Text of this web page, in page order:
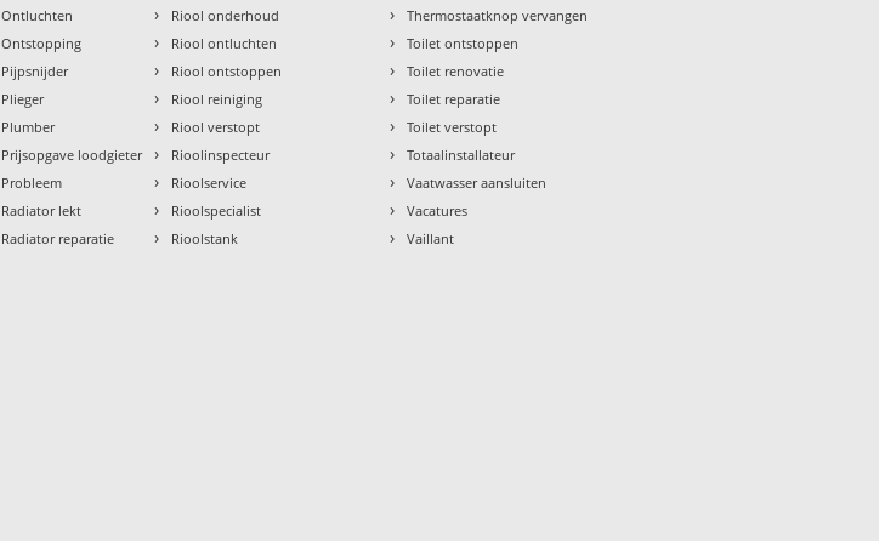
Ontluchten
Ontstopping
Pijpsnijder
Plieger
Plumber
Prijsopgave loodgieter
Probleem
Radiator lekt
Radiator reparatie
› Riool onderhoud
› Riool ontluchten
› Riool ontstoppen
› Riool reiniging
› Riool verstopt
› Rioolinspecteur
› Rioolservice
› Rioolspecialist
› Rioolstank
› Thermostaatknop vervangen
› Toilet ontstoppen
› Toilet renovatie
› Toilet reparatie
› Toilet verstopt
› Totaalinstallateur
› Vaatwasser aansluiten
› Vacatures
› Vaillant